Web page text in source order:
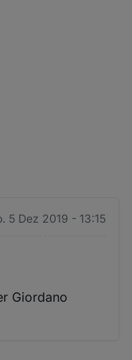
5 Dez 2019 - 13:15
Giordano